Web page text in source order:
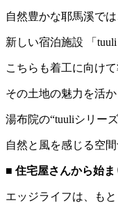
自然豊かな耶馬溪では
新しい宿泊施設 「
こちらも着工に向け
その土地の魅力を活
湯布院の“tuuliシリーズ
自然と風を感じる空
■ 住宅屋さんから始
エッジライフは、も